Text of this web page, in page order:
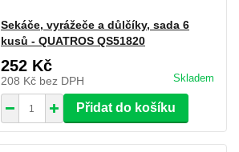
Sekáče, vyrážeče a důlčíky, sada 6
kusů - QUATROS QS51820
252 Kč
208 Kč bez DPH Skladem
Přidat do košíku